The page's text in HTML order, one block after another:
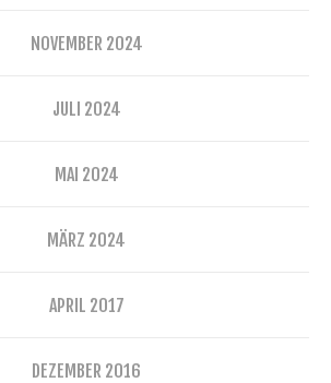
NOVEMBER 2024
JULI 2024
MAI 2024
MÄRZ 2024
APRIL 2017
DEZEMBER 2016